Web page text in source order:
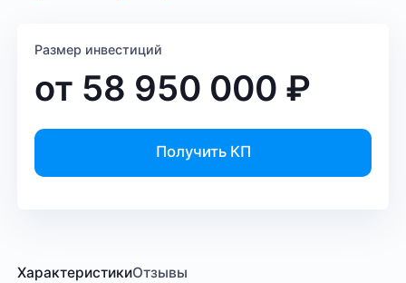
Размер инвестиций
от 58 950 000 ₽
Получить КП
ХарактеристикиОтзывы